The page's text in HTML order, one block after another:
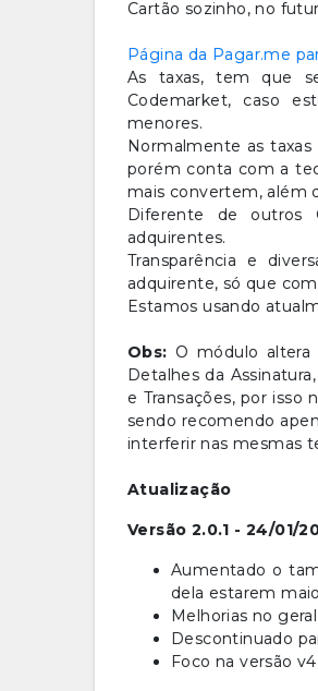
Cartão sozinho, no
Página da Pagar.me
As taxas, tem que
Codemarket, caso
menores.
Normalmente as
porém conta com a
mais convertem, além
Diferente de outros
adquirentes.
Transparência e
adquirente, só que
Estamos usando
Obs: O módulo altera
Detalhes da
e Transações, por
sendo recomendo
interferir nas mesmas
Atualização
Versão 2.0.1 - 24/01/
Aumentado o
dela estarem
Melhorias no
Descontinuado
Foco na versão